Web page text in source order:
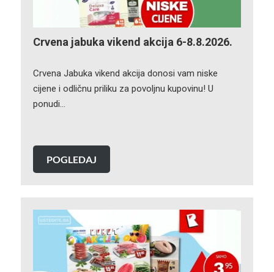
Crvena jabuka vikend akcija 6-8.8.2026.
Crvena Jabuka vikend akcija donosi vam niske
cijene i odličnu priliku za povoljnu kupovinu! U
ponudi…
POGLEDAJ